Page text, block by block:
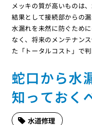
メッキの質が高いものは
結果として接続部からの
水漏れを未然に防ぐため
なく、将来のメンテナン
た「トータルコスト」で
蛇口から水
知っておく
水道修理